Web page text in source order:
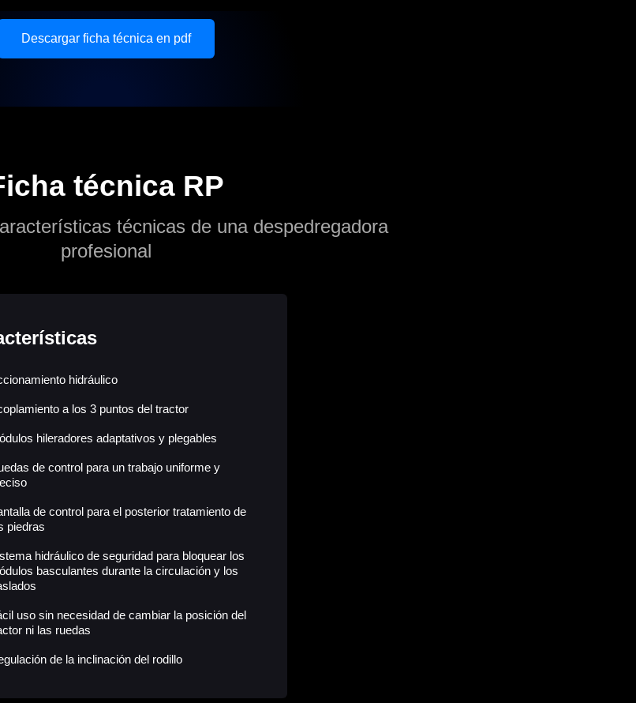
Descargar ficha técnica en pdf
técnica RP
técnicas de una despedregadora
profesional
hidráulico
a los 3 puntos del tractor
hileradores adaptativos y plegables
de control para un trabajo uniforme y
de control para el posterior tratamiento de
piedras
hidráulico de seguridad para bloquear los
basculantes durante la circulación y los
uso sin necesidad de cambiar la posición del
ni las ruedas
de la inclinación del rodillo